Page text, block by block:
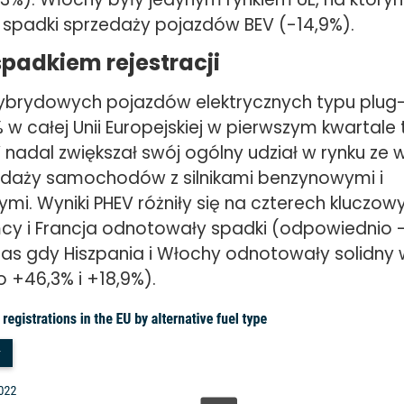
sprzedaży pojazdów BEV (-14,9%).
rejestracji
pojazdów elektrycznych typu plug-
w całej Unii Europejskiej w pierwszym
nadal zwiększał swój ogólny udział w rynku ze
samochodów z silnikami benzynowymi i
Wyniki PHEV różniły się na czterech
i Francja odnotowały spadki (odpowiednio -
gdy Hiszpania i Włochy odnotowały solidny
i +18,9%).